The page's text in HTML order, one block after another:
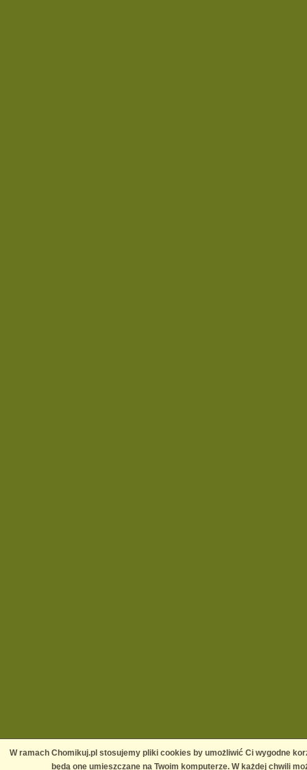
W ramach Chomikuj.pl stosujemy pliki cookies by umożliwić Ci wygodne
będą one umieszczane na Twoim komputerze. W każdej chwili